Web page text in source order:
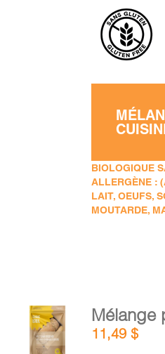
BIOLOGIQUE
ALLERGÈNE :
LAIT, OEUFS,
MOUTARDE,
AJOUTER
AU
PANIER
Mélange
11,49$